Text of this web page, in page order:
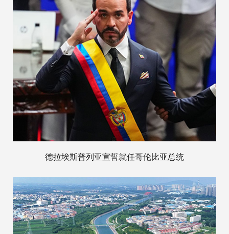
德拉埃斯普列亚宣誓就任哥伦比亚总统